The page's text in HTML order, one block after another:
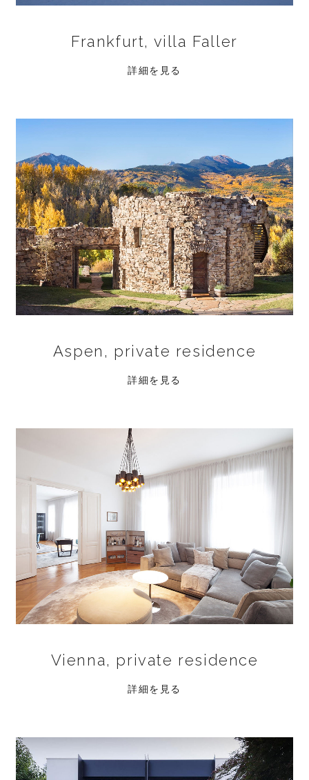
Frankfurt, villa Faller
詳細を見る
Aspen, private residence
詳細を見る
Vienna, private residence
詳細を見る